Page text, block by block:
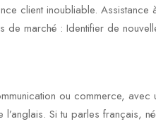
client inoubliable. Assistance
de marché : Identifier de
ou commerce,
Si tu parles français,